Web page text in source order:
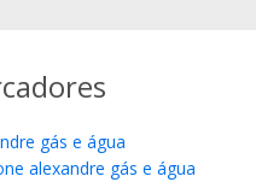
gás e água
alexandre gás e água